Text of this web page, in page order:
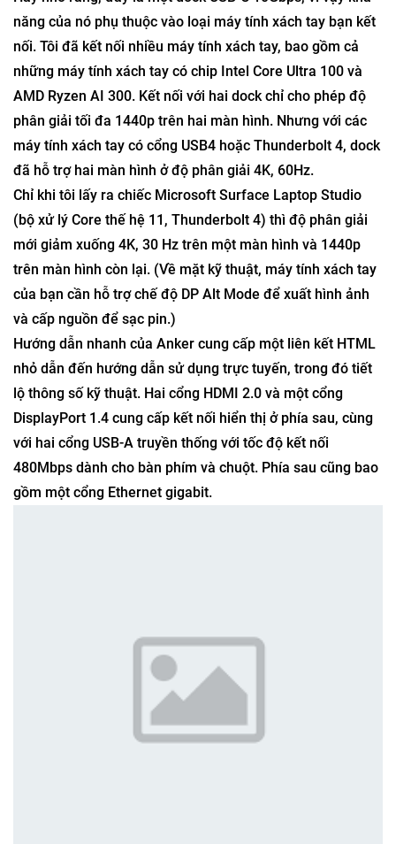
năng của nó phụ thuộc vào loại máy tính xách tay bạn kết
nối. Tôi đã kết nối nhiều máy tính xách tay, bao gồm cả
những máy tính xách tay có chip Intel Core Ultra 100 và
AMD Ryzen AI 300. Kết nối với hai dock chỉ cho phép độ
phân giải tối đa 1440p trên hai màn hình. Nhưng với các
máy tính xách tay có cổng USB4 hoặc Thunderbolt 4, dock
đã hỗ trợ hai màn hình ở độ phân giải 4K, 60Hz.
Chỉ khi tôi lấy ra chiếc Microsoft Surface Laptop Studio
(bộ xử lý Core thế hệ 11, Thunderbolt 4) thì độ phân giải
mới giảm xuống 4K, 30 Hz trên một màn hình và 1440p
trên màn hình còn lại. (Về mặt kỹ thuật, máy tính xách tay
của bạn cần hỗ trợ chế độ DP Alt Mode để xuất hình ảnh
và cấp nguồn để sạc pin.)
Hướng dẫn nhanh của Anker cung cấp một liên kết HTML
nhỏ dẫn đến hướng dẫn sử dụng trực tuyến, trong đó tiết
lộ thông số kỹ thuật. Hai cổng HDMI 2.0 và một cổng
DisplayPort 1.4 cung cấp kết nối hiển thị ở phía sau, cùng
với hai cổng USB-A truyền thống với tốc độ kết nối
480Mbps dành cho bàn phím và chuột. Phía sau cũng bao
gồm một cổng Ethernet gigabit.